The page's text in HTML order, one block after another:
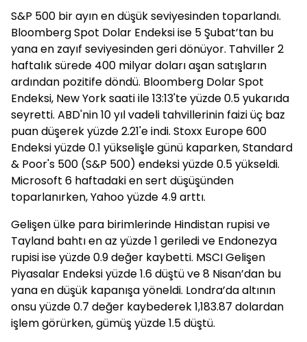
S&P 500 bir ayın en düşük seviyesinden toparlandı.
Bloomberg Spot Dolar Endeksi ise 5 Şubat’tan bu
yana en zayıf seviyesinden geri dönüyor. Tahviller 2
haftalık sürede 400 milyar doları aşan satışların
ardından pozitife döndü. Bloomberg Dolar Spot
Endeksi, New York saati ile 13:13'te yüzde 0.5 yukarıda
seyretti. ABD'nin 10 yıl vadeli tahvillerinin faizi üç baz
puan düşerek yüzde 2.21'e indi. Stoxx Europe 600
Endeksi yüzde 0.1 yükselişle günü kaparken, Standard
& Poor's 500 (S&P 500) endeksi yüzde 0.5 yükseldi.
Microsoft 6 haftadaki en sert düşüşünden
toparlanırken, Yahoo yüzde 4.9 arttı.
Gelişen ülke para birimlerinde Hindistan rupisi ve
Tayland bahtı en az yüzde 1 geriledi ve Endonezya
rupisi ise yüzde 0.9 değer kaybetti. MSCI Gelişen
Piyasalar Endeksi yüzde 1.6 düştü ve 8 Nisan’dan bu
yana en düşük kapanışa yöneldi. Londra’da altının
onsu yüzde 0.7 değer kaybederek 1,183.87 dolardan
işlem görürken, gümüş yüzde 1.5 düştü.